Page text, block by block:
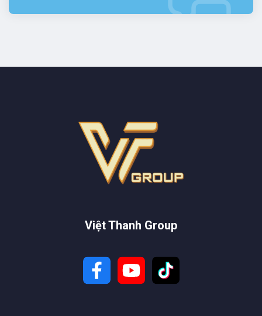
Việt Thanh Group